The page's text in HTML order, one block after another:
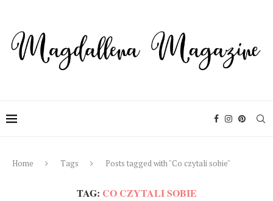
Home Tags Posts tagged with "Co czytali sobie"
TAG: CO CZYTALI SOBIE